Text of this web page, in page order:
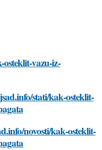
vazu-iz-
stati/kak-osteklit-
novosti/kak-osteklit-